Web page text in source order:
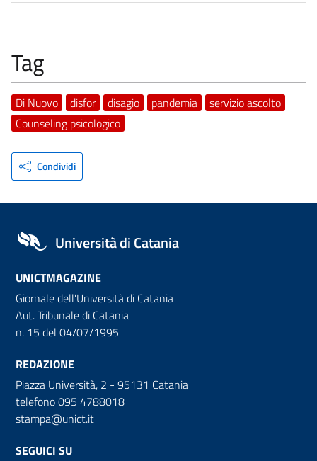
Tag
Di Nuovo disfor disagio pandemia
servizio ascolto
Counseling psicologico
Condividi
Università di Catania
UNICTMAGAZINE
Giornale dell'Università di Catania
Aut. Tribunale di Catania
n. 15 del 04/07/1995
REDAZIONE
Piazza Università, 2 - 95131 Catania
telefono 095 4788018
stampa@unict.it
SEGUICI SU